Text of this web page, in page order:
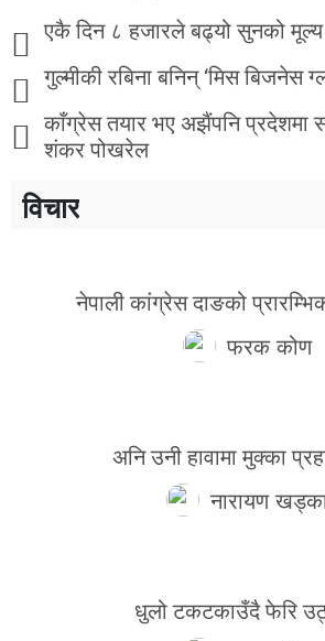
एकै दिन ८ हजारले बढ्यो सुनको मूल्य
गुल्मीकी रबिना बनिन् ‘मिस बिजनेस
काँग्रेस तयार भए अझैंपनि प्रदेशमा
शंकर पोखरेल
विचार
नेपाली कांग्रेस दाङको
फरक कोण
अनि उनी हावामा मुक्का
नारायण
धुलो टकटकाउँदै फेरि